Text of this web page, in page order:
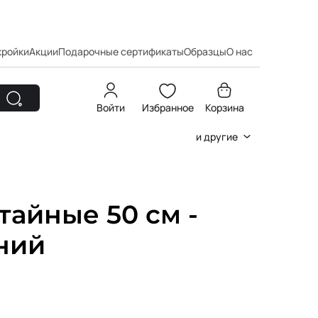
АкцииПодарочные сертификатыОбразцыО нас
Войти Избранное Корзина
и другие
50 см -